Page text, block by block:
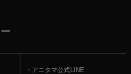
アニタマ公式LINE